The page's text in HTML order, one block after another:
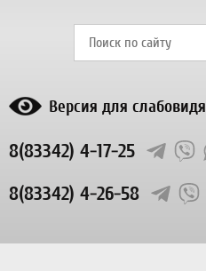
Версия для
8(83342) 4-17-25
8(83342) 4-26-58